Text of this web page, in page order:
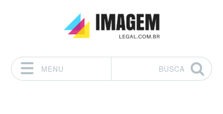
MENU
BUSCA